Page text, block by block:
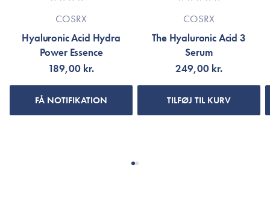
COSRX
Hyaluronic Acid Hydra
Power Essence
189,00 kr.
FÅ NOTIFIKATION
COSRX
The Hyaluronic Acid 3
Serum
249,00 kr.
TILFØJ TIL KURV